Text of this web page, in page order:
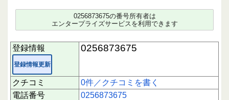
0256873675の番号所有者は
エンタープライズサービスを利用できます
登録情報
登録情報更新
0256873675
クチコミ
0件／クチコミを書く
電話番号
0256873675